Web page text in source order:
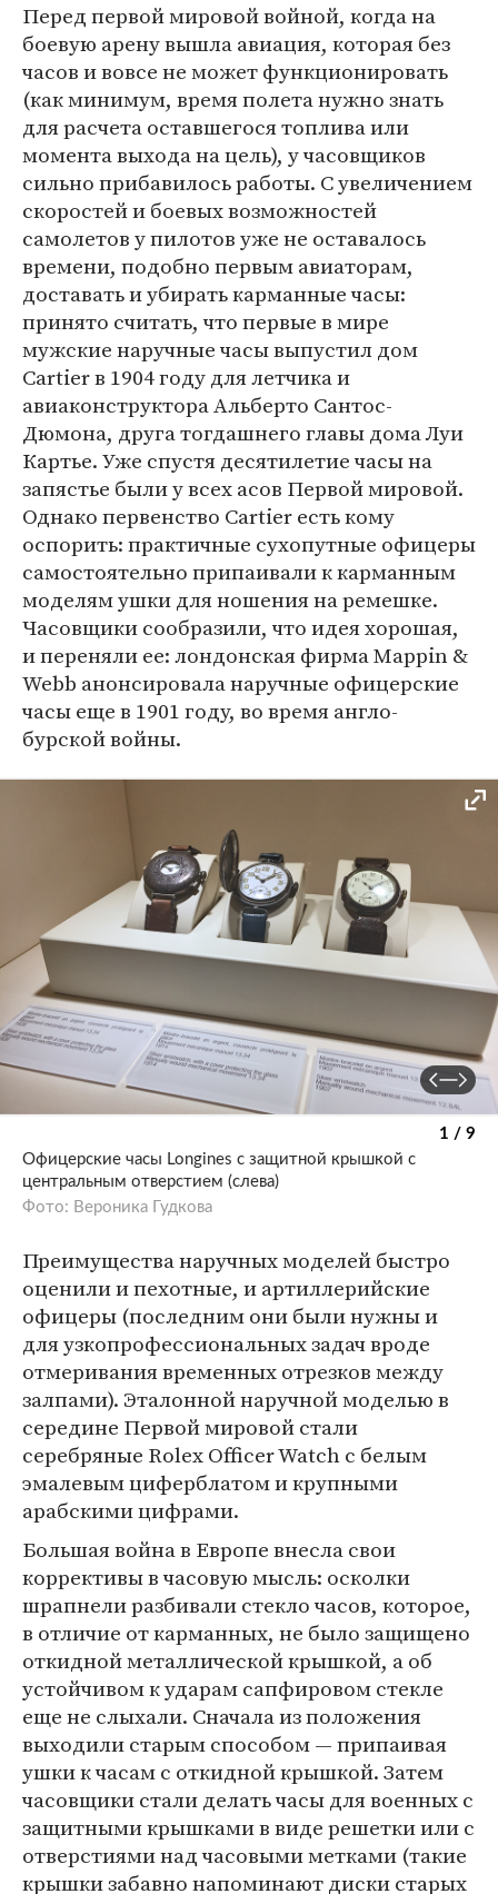
Перед первой мировой войной, когда на
боевую арену вышла авиация, которая без
часов и вовсе не может функционировать
(как минимум, время полета нужно знать
для расчета оставшегося топлива или
момента выхода на цель), у часовщиков
сильно прибавилось работы. С увеличением
скоростей и боевых возможностей
самолетов у пилотов уже не оставалось
времени, подобно первым авиаторам,
доставать и убирать карманные часы:
принято считать, что первые в мире
мужские наручные часы выпустил дом
Cartier в 1904 году для летчика и
авиаконструктора Альберто Сантос-
Дюмона, друга тогдашнего главы дома Луи
Картье. Уже спустя десятилетие часы на
запястье были у всех асов Первой мировой.
Однако первенство Cartier есть кому
оспорить: практичные сухопутные офицеры
самостоятельно припаивали к карманным
моделям ушки для ношения на ремешке.
Часовщики сообразили, что идея хорошая,
и переняли ее: лондонская фирма Mappin &
Webb анонсировала наручные офицерские
часы еще в 1901 году, во время англо-
бурской войны.
1 / 9
Офицерские часы Longines с защитной крышкой с
центральным отверстием (слева)
Фото: Вероника Гудкова
Преимущества наручных моделей быстро
оценили и пехотные, и артиллерийские
офицеры (последним они были нужны и
для узкопрофессиональных задач вроде
отмеривания временных отрезков между
залпами). Эталонной наручной моделью в
середине Первой мировой стали
серебряные Rolex Officer Watch с белым
эмалевым циферблатом и крупными
арабскими цифрами.
Большая война в Европе внесла свои
коррективы в часовую мысль: осколки
шрапнели разбивали стекло часов, которое,
в отличие от карманных, не было защищено
откидной металлической крышкой, а об
устойчивом к ударам сапфировом стекле
еще не слыхали. Сначала из положения
выходили старым способом — припаивая
ушки к часам с откидной крышкой. Затем
часовщики стали делать часы для военных с
защитными крышками в виде решетки или с
отверстиями над часовыми метками (такие
крышки забавно напоминают диски старых